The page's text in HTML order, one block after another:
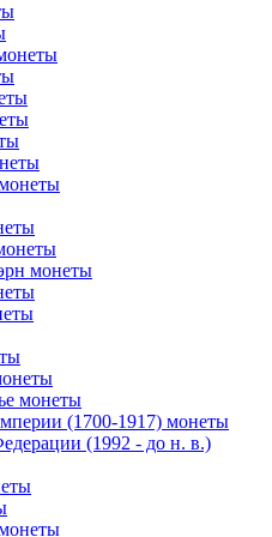
монеты
монеты
(1700-1917) монеты
(1992 - до н. в.)